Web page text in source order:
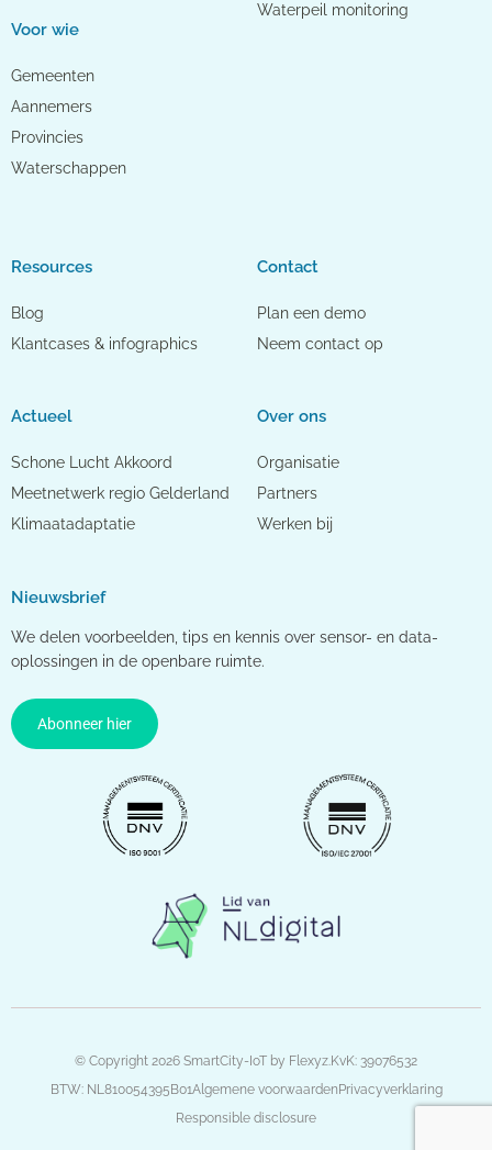
Voor wie
Gemeenten
Aannemers
Provincies
Waterschappen
Waterpeil monitoring
Resources
Blog
Klantcases & infographics
Actueel
Schone Lucht Akkoord
Meetnetwerk regio Gelderland
Klimaatadaptatie
Contact
Plan een demo
Neem contact op
Over ons
Organisatie
Partners
Werken bij
Nieuwsbrief
We delen voorbeelden, tips en kennis over sensor- en data-
oplossingen in de openbare ruimte.
Abonneer hier
© Copyright 2026 SmartCity-IoT by Flexyz.KvK: 39076532
BTW: NL810054395B01Algemene voorwaarden Privacyverklaring
Responsible disclosure